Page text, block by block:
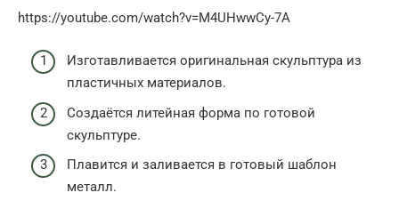
https://youtube.com/watch?v=M4UHwwCy-7A
Изготавливается оригинальная скульптура из
пластичных материалов.
Создаётся литейная форма по готовой
скульптуре.
Плавится и заливается в готовый шаблон
металл.